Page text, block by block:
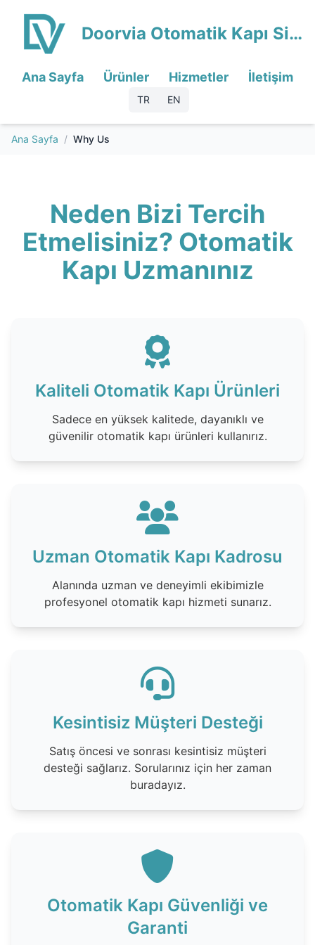
Doorvia Otomatik Kapı Sistemleri
Ana Sayfa Ürünler Hizmetler İletişim
TR EN
Ana Sayfa / Why Us
Neden Bizi Tercih
Etmelisiniz? Otomatik
Kapı Uzmanınız
Kaliteli Otomatik Kapı Ürünleri
Sadece en yüksek kalitede, dayanıklı ve
güvenilir otomatik kapı ürünleri kullanırız.
Uzman Otomatik Kapı Kadrosu
Alanında uzman ve deneyimli ekibimizle
profesyonel otomatik kapı hizmeti sunarız.
Kesintisiz Müşteri Desteği
Satış öncesi ve sonrası kesintisiz müşteri
desteği sağlarız. Sorularınız için her zaman
buradayız.
Otomatik Kapı Güvenliği ve
Garanti